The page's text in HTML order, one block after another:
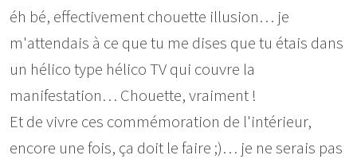
éh bé, effectivement chouette illusion… je
m'attendais à ce que tu me dises que tu étais dans
un hélico type hélico TV qui couvre la
manifestation… Chouette, vraiment !
Et de vivre ces commémoration de l'intérieur,
encore une fois, ça doit le faire ;)… je ne serais pas